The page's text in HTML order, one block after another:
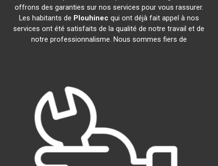
offrons des garanties sur nos services pour vous rassurer.
Les habitants de Plouhinec qui ont déjà fait appel à nos
services ont été satisfaits de la qualité de notre travail et de
notre professionnalisme. Nous sommes fiers de